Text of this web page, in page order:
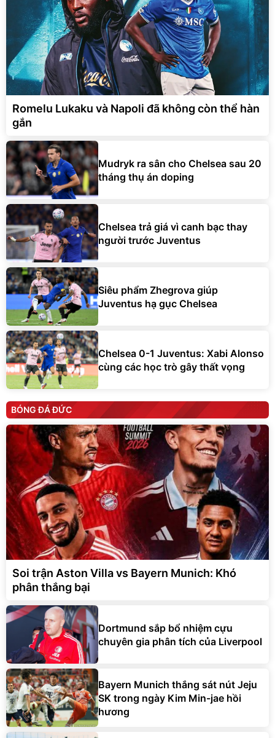
Romelu Lukaku và Napoli đã không còn thể hàn
gắn
Mudryk ra sân cho Chelsea sau 20
tháng thụ án doping
Chelsea trả giá vì canh bạc thay
người trước Juventus
Siêu phẩm Zhegrova giúp
Juventus hạ gục Chelsea
Chelsea 0-1 Juventus: Xabi Alonso
cùng các học trò gây thất vọng
BÓNG ĐÁ ĐỨC
Soi trận Aston Villa vs Bayern Munich: Khó
phân thắng bại
Dortmund sắp bổ nhiệm cựu
chuyên gia phân tích của Liverpool
Bayern Munich thắng sát nút Jeju
SK trong ngày Kim Min-jae hồi
hương